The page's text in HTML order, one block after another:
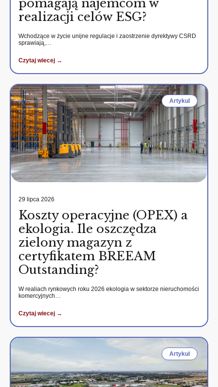
pomagają najemcom w
realizacji celów ESG?
Wchodzące w życie unijne regulacje i zaostrzenie dyrektywy CSRD
sprawiają,…
Czytaj wiecej →
Artykul
29 lipca 2026
Koszty operacyjne (OPEX) a
ekologia. Ile oszczędza
zielony magazyn z
certyfikatem BREEAM
Outstanding?
W realiach rynkowych roku 2026 ekologia w sektorze nieruchomości
komercyjnych…
Czytaj wiecej →
Artykul